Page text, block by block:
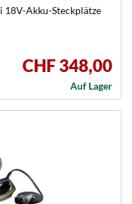
18V-Akku-Steckplätze
CHF 348,00
Auf Lager